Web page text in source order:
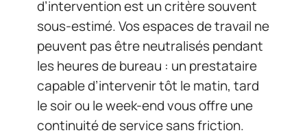
d’intervention est un critère souvent
sous-estimé. Vos espaces de travail ne
peuvent pas être neutralisés pendant
les heures de bureau : un prestataire
capable d’intervenir tôt le matin, tard
le soir ou le week-end vous offre une
continuité de service sans friction.